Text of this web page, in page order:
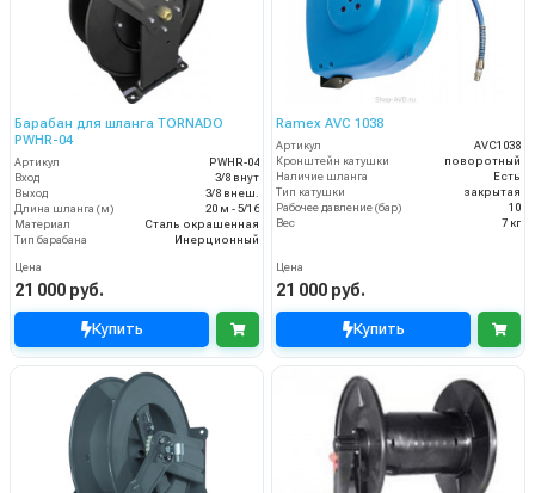
Барабан для шланга TORNADO
PWHR-04
Артикул
PWHR-04
Вход
3/8 внут
Выход
3/8 внеш.
Длина шланга (м)
20 м - 5/16
Материал
Сталь окрашенная
Тип барабана
Инерционный
Цена
21 000 руб.
Купить
Ramex AVC 1038
Артикул
AVC1038
Кронштейн катушки
поворотный
Наличие шланга
Есть
Тип катушки
закрытая
Рабочее давление (бар)
10
Вес
7 кг
Цена
21 000 руб.
Купить